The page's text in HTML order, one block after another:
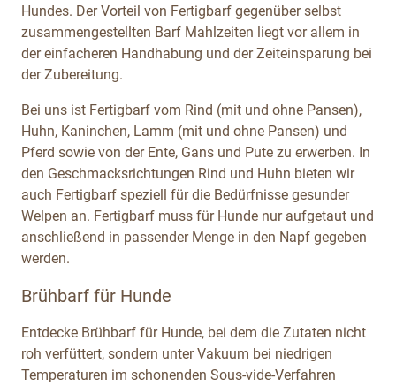
Hundes. Der Vorteil von Fertigbarf gegenüber selbst
zusammengestellten Barf Mahlzeiten liegt vor allem in
der einfacheren Handhabung und der Zeiteinsparung bei
der Zubereitung.
Bei uns ist Fertigbarf vom Rind (mit und ohne Pansen),
Huhn, Kaninchen, Lamm (mit und ohne Pansen) und
Pferd sowie von der Ente, Gans und Pute zu erwerben. In
den Geschmacksrichtungen Rind und Huhn bieten wir
auch Fertigbarf speziell für die Bedürfnisse gesunder
Welpen an. Fertigbarf muss für Hunde nur aufgetaut und
anschließend in passender Menge in den Napf gegeben
werden.
Brühbarf für Hunde
Entdecke Brühbarf für Hunde, bei dem die Zutaten nicht
roh verfüttert, sondern unter Vakuum bei niedrigen
Temperaturen im schonenden Sous-vide-Verfahren